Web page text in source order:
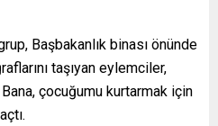
Başbakanlık binası önünde
taşıyan eylemciler,
çocuğumu kurtarmak için